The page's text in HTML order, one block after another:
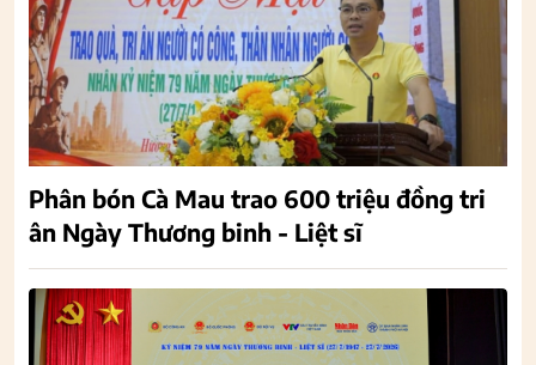
Phân bón Cà Mau trao 600 triệu đồng tri
ân Ngày Thương binh - Liệt sĩ